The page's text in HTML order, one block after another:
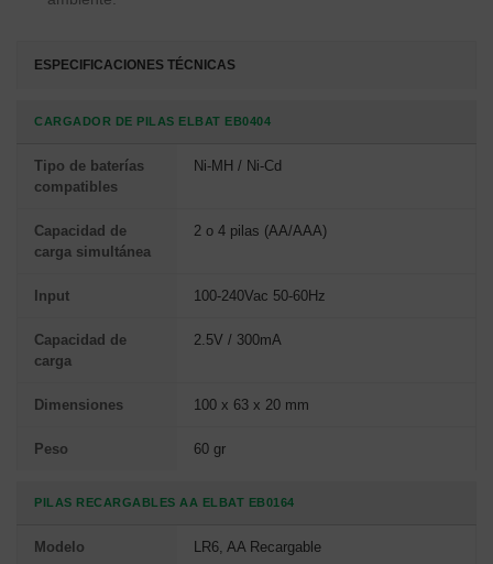
ESPECIFICACIONES TÉCNICAS
CARGADOR DE PILAS ELBAT EB0404
Tipo de baterías
compatibles
Ni-MH / Ni-Cd
Capacidad de
carga simultánea
2 o 4 pilas (AA/AAA)
Input 100-240Vac 50-60Hz
Capacidad de
carga
2.5V / 300mA
Dimensiones 100 x 63 x 20 mm
Peso 60 gr
PILAS RECARGABLES AA ELBAT EB0164
Modelo LR6, AA Recargable